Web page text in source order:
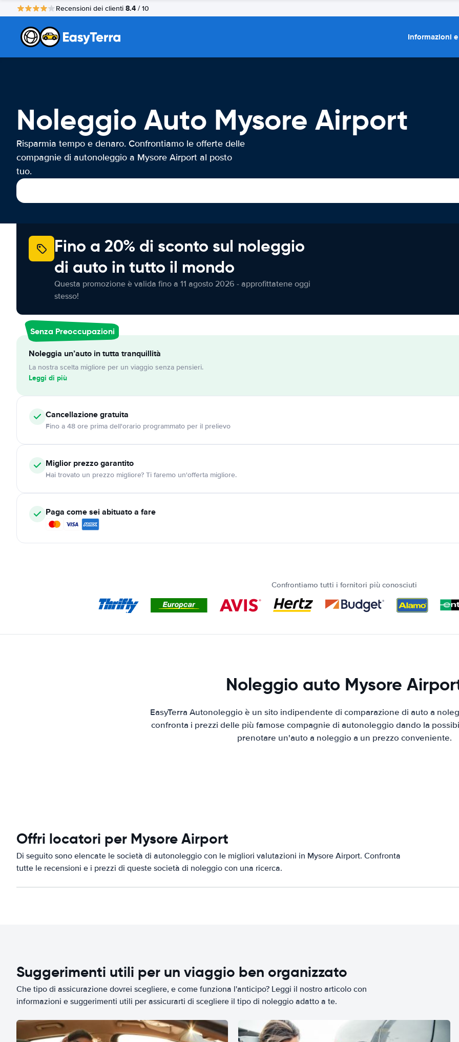
Recensioni dei clienti 8.4 / 10
Informazioni
Noleggio Auto Mysore Airport
Risparmia tempo e denaro. Confrontiamo le offerte delle
compagnie di autonoleggio a Mysore Airport al posto
tuo.
Fino a 20% di sconto sul noleggio
di auto in tutto il mondo
Questa promozione è valida fino a 11 agosto 2026 - approfittatene oggi
stesso!
Senza Preoccupazioni
Noleggia un’auto in tutta tranquillità
La nostra scelta migliore per un viaggio senza pensieri.
Leggi di più
Cancellazionegratuita
Fino a 48 ore prima dell'orario programmato per il prelievo
Miglior prezzo garantito
Hai trovato un prezzo migliore? Ti faremo un'offerta migliore.
Paga come sei abituato a fare
Confrontiamo tutti i fornitori più conosciuti
Noleggio auto Mysore
EasyTerra Autonoleggio è un sito indipendente di comparazione di auto a
confronta i prezzi delle più famose compagnie di autonoleggio dando la
prenotare un'auto a noleggio a un prezzo conveniente.
Offri locatori per Mysore Airport
Di seguito sono elencate le società di autonoleggio con le migliori valutazioni in Mysore Airport. Confronta
tutte le recensioni e i prezzi di queste società di noleggio con una ricerca.
Suggerimenti utili per un viaggio ben organizzato
Che tipo di assicurazione dovrei scegliere, e come funziona l'anticipo? Leggi il nostro articolo con
informazioni e suggerimenti utili per assicurarti di scegliere il tipo di noleggio adatto a te.